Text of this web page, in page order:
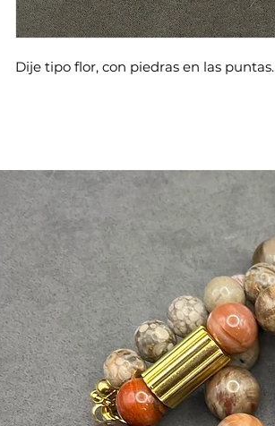
Dije tipo flor, con piedras en las puntas.